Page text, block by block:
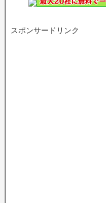
スポンサードリンク